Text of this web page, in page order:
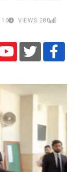
280 10 مہینے AGO